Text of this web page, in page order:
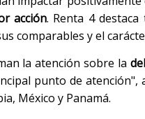
acción. Renta 4
comparables y el
la atención sobre la
punto de
México y Panamá.